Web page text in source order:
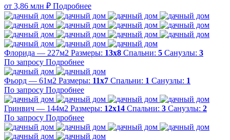
от 3,86 млн ₽ Подробнее
Флорида — 227м2 Размеры: 13х8 Спальни: 5 Санузлы: 3
По запросу Подробнее
Фьорд — 61м2 Размеры: 11х7 Спальни: 1 Санузлы: 1
По запросу Подробнее
Гринвич — 144м2 Размеры: 12х14 Спальни: 3 Санузлы: 2
По запросу Подробнее